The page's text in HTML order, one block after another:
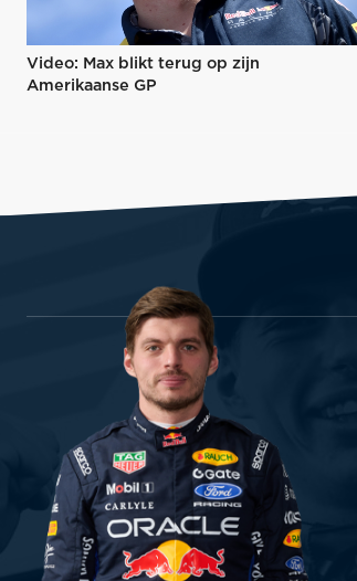
Video: Max blikt terug op zijn
Amerikaanse GP